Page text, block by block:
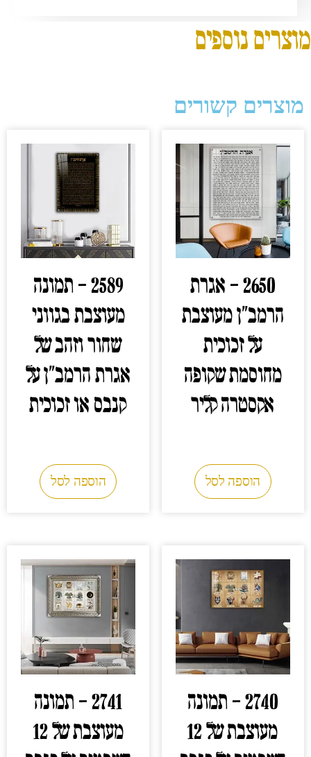
מוצרים נוספים
מוצרים קשורים
2650 – אגרת
הרמב"ן מעוצבת
על זכוכית
מחוסמת שקופה
אקסטרה קליר
הוספה לסל
2589 – תמונה
מעוצבת בגווני
שחור וזהב של
אגרת הרמב"ן על
קנבס או זכוכית
הוספה לסל
2740 – תמונה
מעוצבת של 12
2741 – תמונה
מעוצבת של 12